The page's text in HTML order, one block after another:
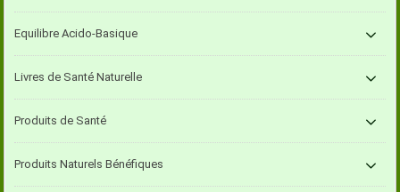
Equilibre Acido-Basique
Livres de Santé Naturelle
Produits de Santé
Produits Naturels Bénéfiques